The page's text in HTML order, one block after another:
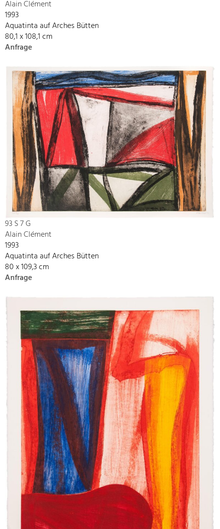
Alain Clément
1993
Aquatinta auf Arches Bütten
80,1 x 108,1 cm
Anfrage
93 S 7 G
Alain Clément
1993
Aquatinta auf Arches Bütten
80 x 109,3 cm
Anfrage